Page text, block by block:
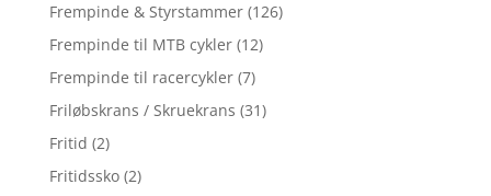
Frempinde & Styrstammer (126)
Frempinde til MTB cykler (12)
Frempinde til racercykler (7)
Friløbskrans / Skruekrans (31)
Fritid (2)
Fritidssko (2)